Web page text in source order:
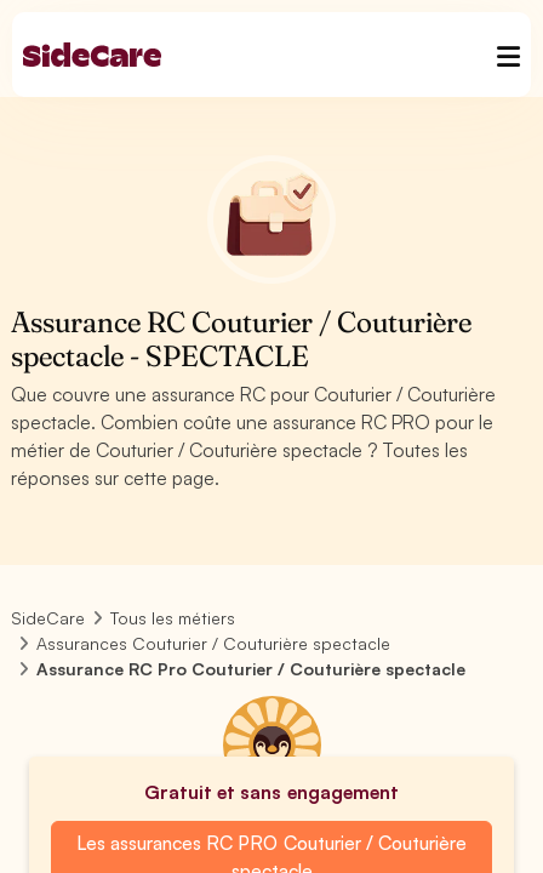
Assurance RC Couturier / Couturière
spectacle - SPECTACLE
Que couvre une assurance RC pour Couturier / Couturière
spectacle. Combien coûte une assurance RC PRO pour le
métier de Couturier / Couturière spectacle ? Toutes les
réponses sur cette page.
SideCare
Tous les métiers
Assurances Couturier / Couturière spectacle
Assurance RC Pro Couturier / Couturière spectacle
Gratuit et sans engagement
Les assurances RC PRO Couturier / Couturière